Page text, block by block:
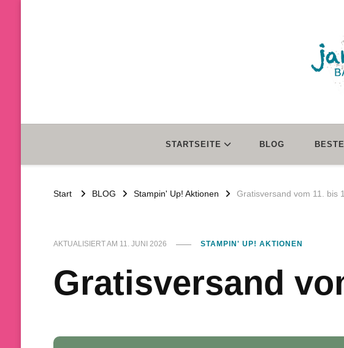
STARTSEITE BLOG
Start BLOG Stampin' Up! Aktionen Gratisversand vom 11. bis
AKTUALISIERT AM 11. JUNI 2026 STAMPIN' UP! AKTIONEN
Gratisversand